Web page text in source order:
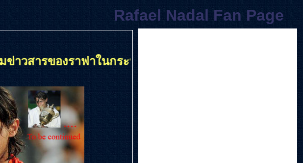
Rafael Nadal Fan Page
ราฟาในกระทู้พันทิปห้องศุภชลาศัยต่อไป .... Vamos Rafa